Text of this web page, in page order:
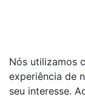
Nós utilizamos
experiência de
seu interesse.